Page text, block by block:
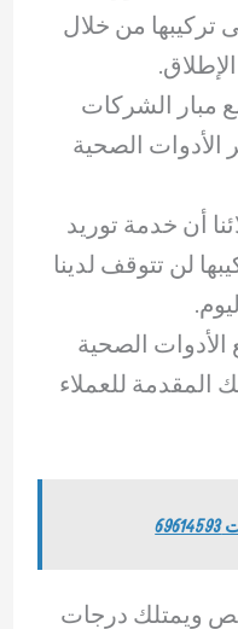
تركيبها من خلال
مبار الشركات
الأدوات الصحية
أن خدمة توريد
لن تتوقف لدينا
الصحية
المقدمة للعملاء
ويمتلك درجات